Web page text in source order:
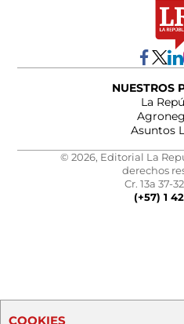
NUESTROS
La
Asuntos
© 2026, Editorial La
derechos
Cr. 13a 37-
(+57) 1
COOKIES